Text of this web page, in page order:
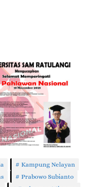
Kampung Nelayan
Prabowo Subianto